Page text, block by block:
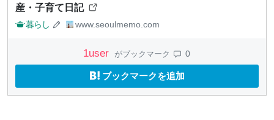
産・子育て日記
暮らし www.seoulmemo.com
1user がブックマーク 0
ブックマークを追加